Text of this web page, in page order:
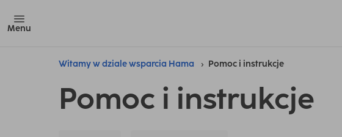
Menu
Witamy w dziale wsparcia Hama Pomoc i instrukcje
Pomoc i instrukcje